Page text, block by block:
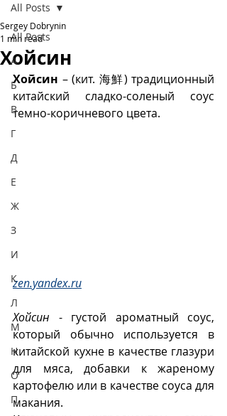
All Posts
А
Б
В
Г
Д
Е
Ж
З
И
К
Л
М
Н
О
П
All Posts
Хойсин
Sergey Dobrynin
1 min read
Хойсин – (кит. 海鮮) традиционный
китайский сладко-соленый соус
темно-коричневого цвета.
zen.yandex.ru
Хойсин - густой ароматный соус,
который обычно используется в
китайской кухне в качестве глазури
для мяса, добавки к жареному
картофелю или в качестве соуса для
макания.